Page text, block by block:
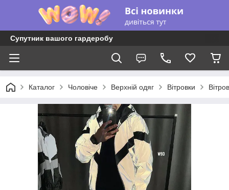
Супутник вашого гардеробу
Каталог Чоловіче Верхній одяг Вітровки